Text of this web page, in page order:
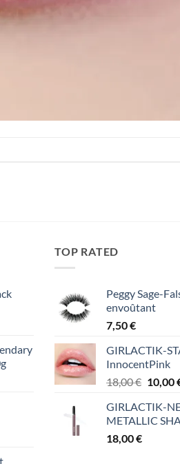
TOP RATED
Peggy Sage-
envoûtant
7,50€
GIRLACTIK-
InnocentPink
18,00€
was:
18,00
10,00
GIRLACTIK-
METALLIC
18,00€